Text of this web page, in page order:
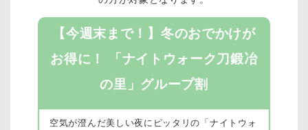
【今週末まで！】冬のおでかけが
お得に！ 「ナイトウォーク刀鍛冶
の里」グループ割
空気が澄んだ美しい夜にピッタリの「ナイトウォ